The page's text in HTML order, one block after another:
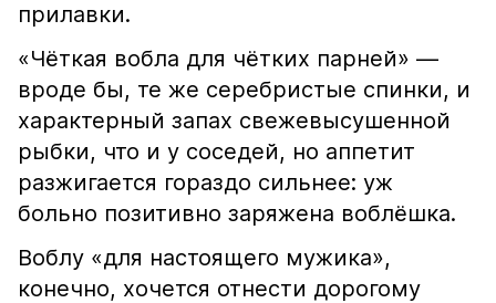
прилавки.
«Чёткая вобла для чётких парней» —
вроде бы, те же серебристые спинки, и
характерный запах свежевысушенной
рыбки, что и у соседей, но аппетит
разжигается гораздо сильнее: уж
больно позитивно заряжена воблёшка.
Воблу «для настоящего мужика»,
конечно, хочется отнести дорогому